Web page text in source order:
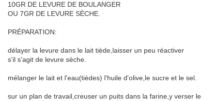
10GR DE LEVURE DE BOULANGER
OU 7GR DE LEVURE SÈCHE.
PRÉPARATION:
délayer la levure dans le lait tiède,laisser un peu réactiver
s'il s'agit de levure sèche.
mélanger le lait et l'eau(tièdes) l'huile d'olive,le sucre et le sel.
sur un plan de travail,creuser un puits dans la farine,y verser le